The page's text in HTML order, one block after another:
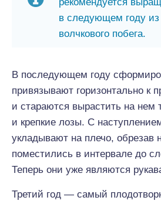
в следующем году из
волчкового побега.
В последующем году
привязывают горизонтально к
и стараются вырастить на нем
и крепкие лозы. С
укладывают на плечо, обрезав
поместились в интервале до
Теперь они уже являются
Третий год — самый